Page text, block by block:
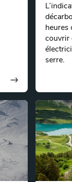
heures
couvrir
serre.